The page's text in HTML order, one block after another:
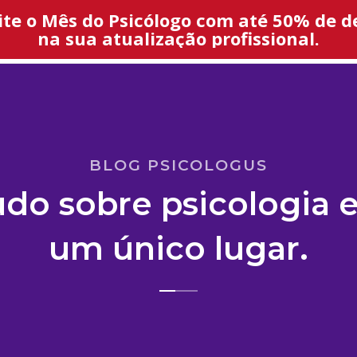
o Mês do Psicólogo com até 50% de
na sua atualização profissional.
BLOG PSICOLOGUS
sobre psicologia
um único lugar.